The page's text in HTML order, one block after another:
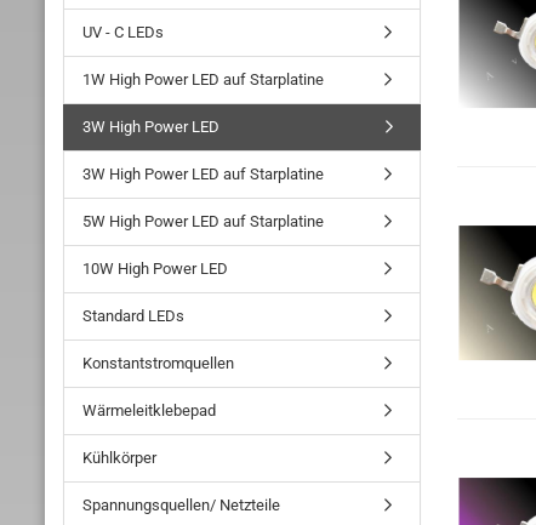
UV - C LEDs
1W High Power LED auf Starplatine
3W High Power LED
3W High Power LED auf Starplatine
5W High Power LED auf Starplatine
10W High Power LED
Standard LEDs
Konstantstromquellen
Wärmeleitklebepad
Kühlkörper
Spannungsquellen/ Netzteile